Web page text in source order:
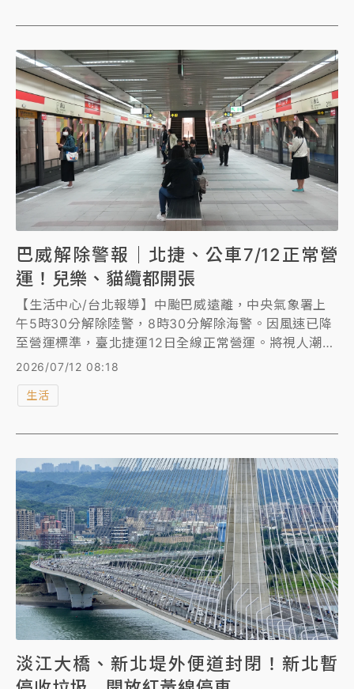
強調換卡免付費，請長輩勿信傳言。
巴威解除警報｜北捷、公車7/12正常營
運！兒樂、貓纜都開張
【生活中心/台北報導】中颱巴威遠離，中央氣象署上
午5時30分解除陸警，8時30分解除海警。因風速已降
至營運標準，臺北捷運12日全線正常營運。將視人潮及
風雨狀況彈性調整列車班距。 北市公車及復康巴士今
也恢復正常營運。YouBike、共享機車自7/12上午8時
起恢復正常營運。 北捷經營管理的兒童新樂園上午9時
2026/07/12 08:18
生活
淡江大橋、新北堤外便道封閉！新北暫